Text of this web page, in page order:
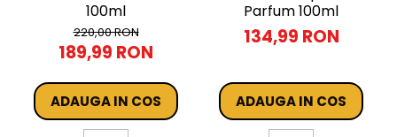
100ml
220,00 RON
189,99 RON
ADAUGA IN COS
Parfum 100ml
134,99 RON
ADAUGA IN COS